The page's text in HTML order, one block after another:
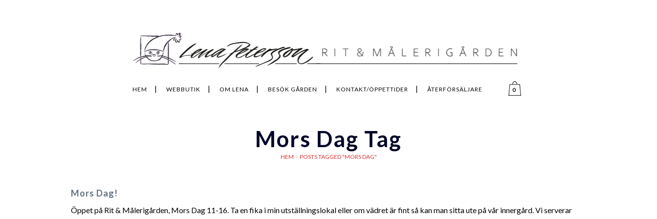
HEM WEBBUTIK OM LENA BESÖK GÅRDEN KONTAKT/ÖPPETTIDER ÅTERFÖRSÄLJARE 0
Mors Dag Tag
HEM - POSTS TAGGED "MORS DAG"
Mors Dag!
Öppet på Rit & Målerigården, Mors Dag 11-16. Ta en fika i min utställningslokal eller om vädret är fint så kan man sitta ute på vår innergård. Vi serverar